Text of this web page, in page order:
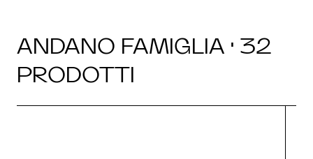
ANDANO FAMIGLIA · 32
PRODOTTI